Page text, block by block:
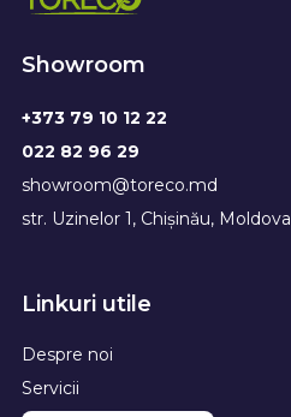
Showroom
+373 79 10 12 22
022 82 96 29
showroom@toreco.md
str. Uzinelor 1, Chișinău, Moldova
Linkuri utile
Despre noi
Servicii